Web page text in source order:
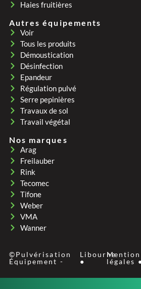
Haies fruitières
Autres équipements
Voir
Tous les produits
Démoustication
Désinfection
Epandeur
Régulation pulvé
Serre pepinières
Travaux de sol
Travail végétal
Nos marques
Arag
Freilauber
Rink
Tecomec
Tifone
Weber
VMA
Wanner
©Pulvérisation
Équipement -
Libourne
●
légales